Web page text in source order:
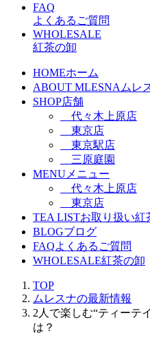
FAQ
よくあるご質問
WHOLESALE
紅茶の卸
HOMEホーム
ABOUT MLESNA ムレ
SHOP店舗
代々木上原店
東京店
東京駅店
三原庭園
MENU メニュー
代々木上原店
東京店
TEA LISTお取り扱い紅
BLOGブログ
FAQよくあるご質問
WHOLESALE紅茶の卸
TOP
ムレスナの最新情報
2人で楽しむ“ティーテ
は？